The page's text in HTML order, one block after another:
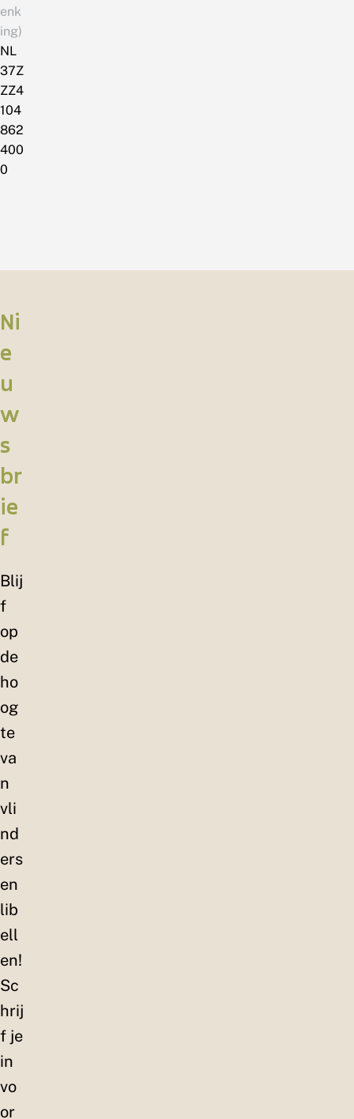
enk
ing)
NL
37Z
ZZ4
104
862
400
0
Ni
e
u
w
s
br
ie
f
Blij
f
op
de
ho
og
te
va
n
vli
nd
ers
en
lib
ell
en!
Sc
hrij
f je
in
vo
or